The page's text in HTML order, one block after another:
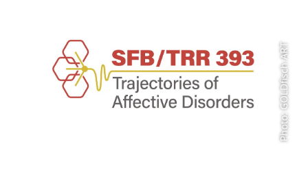
Photo: GOLDfisch ART